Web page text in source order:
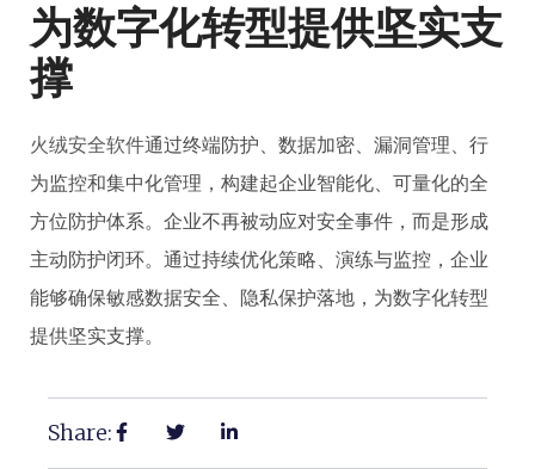
为数字化转型提供坚实支
撑
火绒安全软件通过终端防护、数据加密、漏洞管理、行
为监控和集中化管理，构建起企业智能化、可量化的全
方位防护体系。企业不再被动应对安全事件，而是形成
主动防护闭环。通过持续优化策略、演练与监控，企业
能够确保敏感数据安全、隐私保护落地，为数字化转型
提供坚实支撑。
Share: